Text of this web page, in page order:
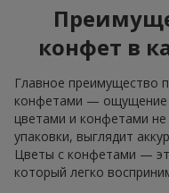
конфет в
Главное преимущество
конфетами — ощущение
цветами и конфетами
упаковки, выглядит
Цветы с конфетами —
который легко